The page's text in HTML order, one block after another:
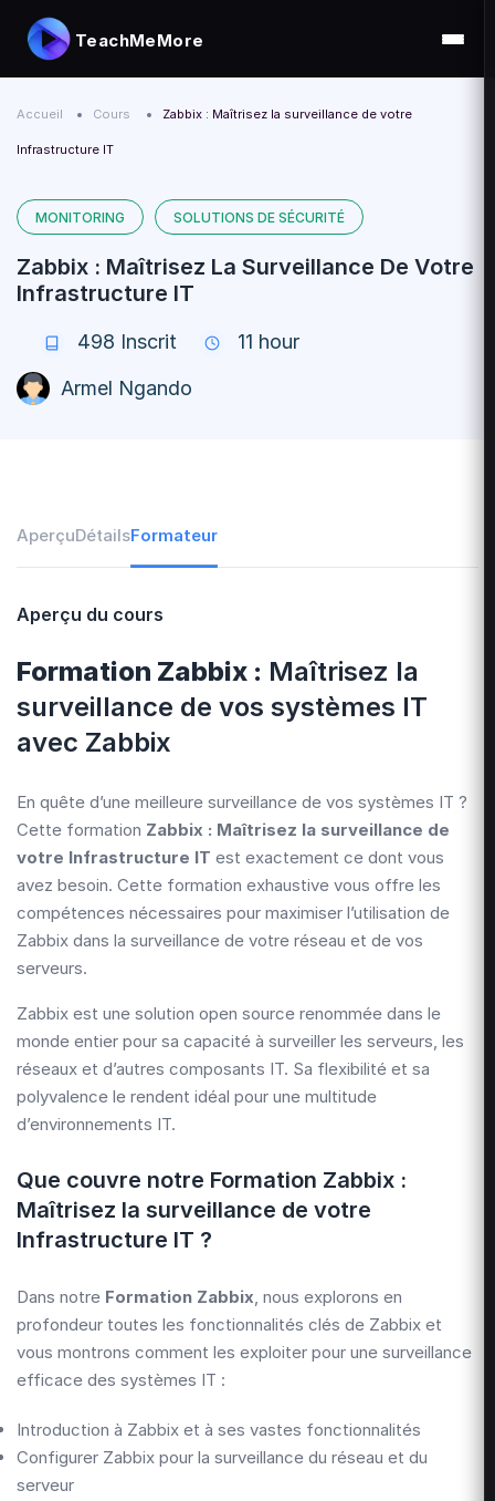
TeachMeMore
Accueil Cours Zabbix : Maîtrisez la surveillance de votre
Infrastructure IT
MONITORING SOLUTIONS DE SÉCURITÉ
Zabbix : Maîtrisez La Surveillance De Votre
Infrastructure IT
498 Inscrit
11 hour
Armel Ngando
AperçuDétailsFormateur
Aperçu du cours
Formation Zabbix : Maîtrisez la
surveillance de vos systèmes IT
avec Zabbix
En quête d’une meilleure surveillance de vos systèmes IT ?
Cette formation Zabbix : Maîtrisez la surveillance de
votre Infrastructure IT est exactement ce dont vous
avez besoin. Cette formation exhaustive vous offre les
compétences nécessaires pour maximiser l’utilisation de
Zabbix dans la surveillance de votre réseau et de vos
serveurs.
Zabbix est une solution open source renommée dans le
monde entier pour sa capacité à surveiller les serveurs, les
réseaux et d’autres composants IT. Sa flexibilité et sa
polyvalence le rendent idéal pour une multitude
d’environnements IT.
Que couvre notre Formation Zabbix :
Maîtrisez la surveillance de votre
Infrastructure IT ?
Dans notre Formation Zabbix, nous explorons en
profondeur toutes les fonctionnalités clés de Zabbix et
vous montrons comment les exploiter pour une surveillance
efficace des systèmes IT :
Introduction à Zabbix et à ses vastes fonctionnalités
Configurer Zabbix pour la surveillance du réseau et du
serveur